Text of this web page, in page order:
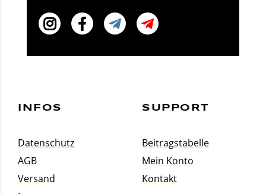
INFOS
Datenschutz
AGB
Versand
SUPPORT
Beitragstabelle
Mein Konto
Kontakt